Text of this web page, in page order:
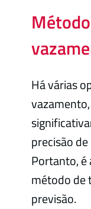
Há várias
precisão
Portanto, é
método de
previsão.